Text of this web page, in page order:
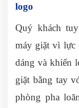
logo
Quý khách
máy giặt vì lực
dáng và khiến
giặt bằng tay
phòng pha